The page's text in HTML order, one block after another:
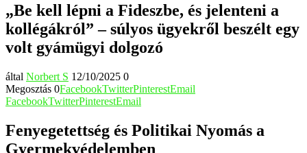
„Be kell lépni a Fideszbe, és jelenteni a
kollégákról” – súlyos ügyekről beszélt egy
volt gyámügyi dolgozó
által Norbert S 12/10/2025 0
Megosztás 0FacebookTwitterPinterestEmail
FacebookTwitterPinterestEmail
Fenyegetettség és Politikai Nyomás a
Gyermekvédelemben